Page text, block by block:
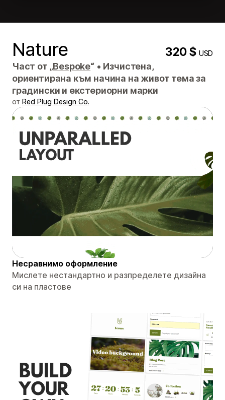
Nature 320 $USD
Част от „Bespoke“ • Изчистена,
ориентирана към начина на живот тема за
градински и екстериорни марки
от Red Plug Design Co.
Несравнимо оформление
Мислете нестандартно и разпределете дизайна
си на пластове